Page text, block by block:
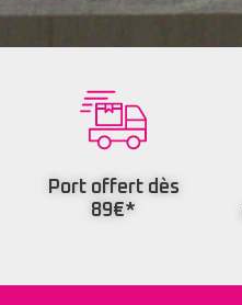
Port offert dès
89€*